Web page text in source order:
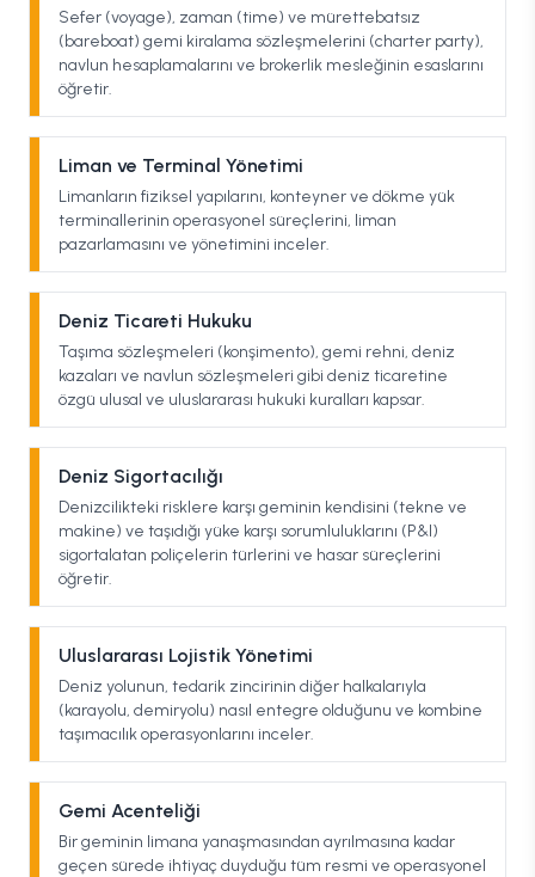
Sefer (voyage), zaman (time) ve mürettebatsız
(bareboat) gemi kiralama sözleşmelerini (charter party),
navlun hesaplamalarını ve brokerlik mesleğinin esaslarını
öğretir.
Liman ve Terminal Yönetimi
Limanların fiziksel yapılarını, konteyner ve dökme yük
terminallerinin operasyonel süreçlerini, liman
pazarlamasını ve yönetimini inceler.
Deniz Ticareti Hukuku
Taşıma sözleşmeleri (konşimento), gemi rehni, deniz
kazaları ve navlun sözleşmeleri gibi deniz ticaretine
özgü ulusal ve uluslararası hukuki kuralları kapsar.
Deniz Sigortacılığı
Denizcilikteki risklere karşı geminin kendisini (tekne ve
makine) ve taşıdığı yüke karşı sorumluluklarını (P&I)
sigortalatan poliçelerin türlerini ve hasar süreçlerini
öğretir.
Uluslararası Lojistik Yönetimi
Deniz yolunun, tedarik zincirinin diğer halkalarıyla
(karayolu, demiryolu) nasıl entegre olduğunu ve kombine
taşımacılık operasyonlarını inceler.
Gemi Acenteliği
Bir geminin limana yanaşmasından ayrılmasına kadar
geçen sürede ihtiyaç duyduğu tüm resmi ve operasyonel